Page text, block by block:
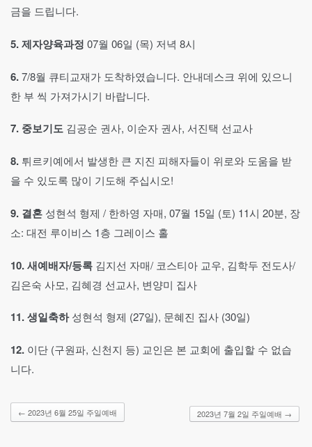
금을 드립니다.
5.제자양육과정 07월 06일 (목) 저녁 8시
6.7/8월 큐티교재가 도착하였습니다. 안내데스크 위에 있으니
한 부 씩 가져가시기 바랍니다.
7. 중보기도 김공순 권사, 이순자 권사, 서진택 선교사
8. 튀르키예에서 발생한 큰 지진 피해자들이 위로와 도움을 받
을 수 있도록 많이 기도해 주십시오!
9. 결혼 성현석 형제 / 한하영 자매, 07월 15일 (토) 11시 20분, 장
소: 대전 루이비스 1층 그레이스 홀
10.새예배자/등록 김지선 자매/ 코스티아 교우, 김학두 전도사/
김은숙 사모, 김혜경 선교사, 변양미 집사
11.생일축하성현석 형제 (27일), 문혜진 집사 (30일)
12. 이단 (구원파, 신천지 등) 교인은 본 교회에 출입할 수 없습
니다.
← 2023년 6월 25일 주일예배 2023년 7월 2일 주일예배 →